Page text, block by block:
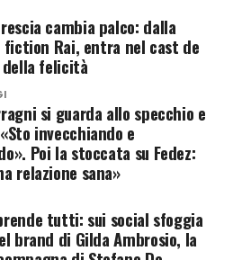
italiano, dalla
futuro della Nazionale. E
difficilmente
più alto di
dei fan, però, è
del fuoriclasse
sedici anni, appare
alto del padre, alto 1
cambia palco: dalla
fiction Rai, entra nel cast de
felicità
si guarda allo specchio e
invecchiando e
Poi la stoccata su Fedez:
relazione sana»
tutti: sui social sfoggia
brand di Gilda Ambrosio, la